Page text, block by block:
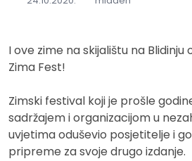
I ove zime na skijalištu na Blidinju
Zima Fest!
Zimski festival koji je prošle
sadržajem i organizacijom u
uvjetima oduševio posjetitelje i
pripreme za svoje drugo izdanje.